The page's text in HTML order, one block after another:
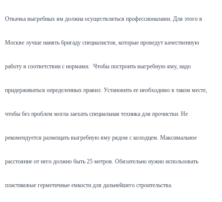
Откачка выгребных ям должна осуществляться профессионалами. Для этого в
Москве лучше нанять бригаду специалистов, которые проведут качественную
работу в соответствии с нормами. Чтобы построить выгребную яму, надо
придерживаться определенных правил. Установить ее необходимо в таком месте,
чтобы без проблем могла заехать специальная техника для прочистки. Не
рекомендуется размещать выгребную яму рядом с колодцем. Максимальное
расстояние от него должно быть 25 метров. Обязательно нужно использовать
пластиковые герметичные емкости для дальнейшего строительства.